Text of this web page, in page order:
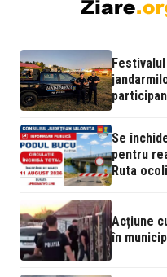
Se
pentru
Ruta
Acțiune
în